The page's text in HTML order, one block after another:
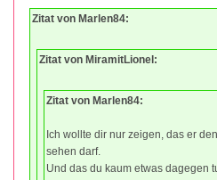
Zitat von Marlen84:
Zitat von MiramitLionel:
Zitat von Marlen84:
Ich wollte dir nur zeigen, das er
sehen darf.
Und das du kaum etwas dagegen